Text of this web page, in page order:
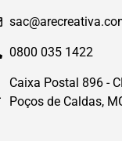
0800 035 1422
Caixa Postal 896 -
Poços de Caldas,